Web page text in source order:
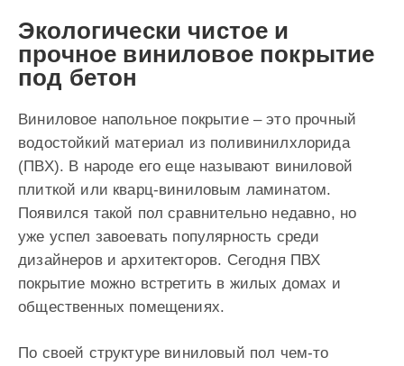
Экологически чистое и
прочное виниловое покрытие
под бетон
Виниловое напольное покрытие – это прочный
водостойкий материал из поливинилхлорида
(ПВХ). В народе его еще называют виниловой
плиткой или кварц-виниловым ламинатом.
Появился такой пол сравнительно недавно, но
уже успел завоевать популярность среди
дизайнеров и архитекторов. Сегодня ПВХ
покрытие можно встретить в жилых домах и
общественных помещениях.
По своей структуре виниловый пол чем-то